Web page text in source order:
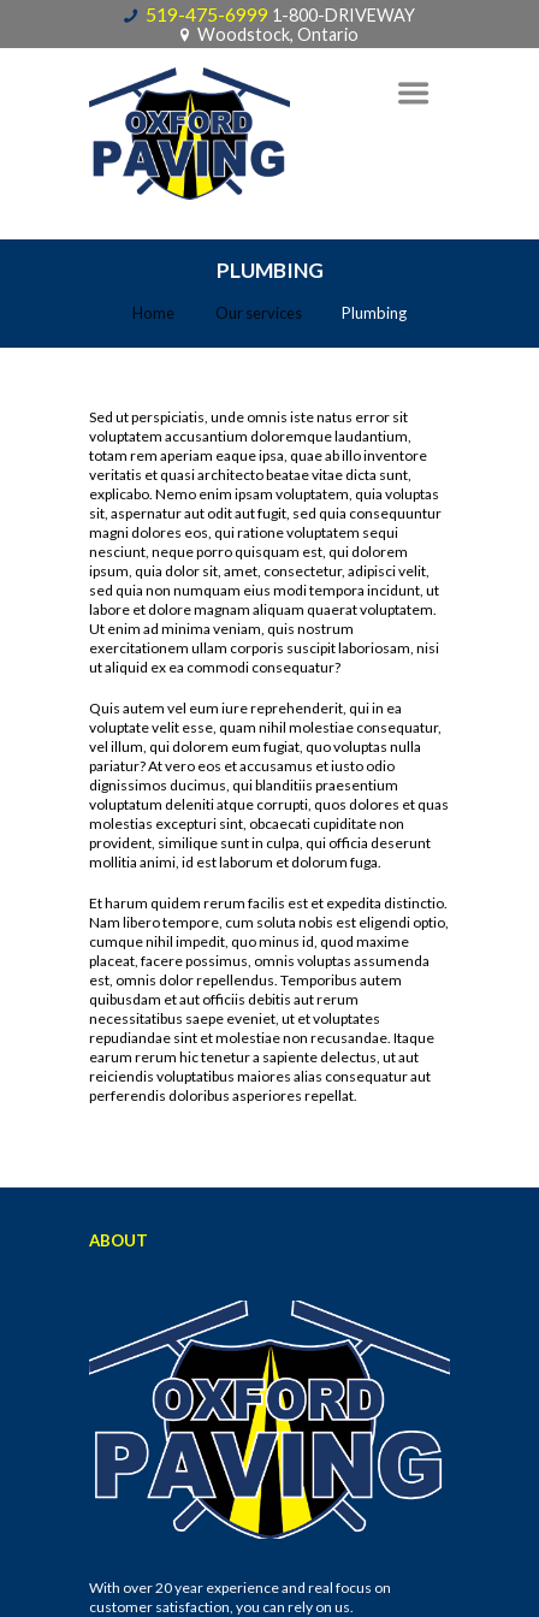
519-475-6999 1-800-DRIVEWAY
Woodstock, Ontario
PLUMBING
Home Our services Plumbing
Sed ut perspiciatis, unde omnis iste natus error sit
voluptatem accusantium doloremque laudantium,
totam rem aperiam eaque ipsa, quae ab illo inventore
veritatis et quasi architecto beatae vitae dicta sunt,
explicabo. Nemo enim ipsam voluptatem, quia voluptas
sit, aspernatur aut odit aut fugit, sed quia consequuntur
magni dolores eos, qui ratione voluptatem sequi
nesciunt, neque porro quisquam est, qui dolorem
ipsum, quia dolor sit, amet, consectetur, adipisci velit,
sed quia non numquam eius modi tempora incidunt, ut
labore et dolore magnam aliquam quaerat voluptatem.
Ut enim ad minima veniam, quis nostrum
exercitationem ullam corporis suscipit laboriosam, nisi
ut aliquid ex ea commodi consequatur?
Quis autem vel eum iure reprehenderit, qui in ea
voluptate velit esse, quam nihil molestiae consequatur,
vel illum, qui dolorem eum fugiat, quo voluptas nulla
pariatur? At vero eos et accusamus et iusto odio
dignissimos ducimus, qui blanditiis praesentium
voluptatum deleniti atque corrupti, quos dolores et quas
molestias excepturi sint, obcaecati cupiditate non
provident, similique sunt in culpa, qui officia deserunt
mollitia animi, id est laborum et dolorum fuga.
Et harum quidem rerum facilis est et expedita distinctio.
Nam libero tempore, cum soluta nobis est eligendi optio,
cumque nihil impedit, quo minus id, quod maxime
placeat, facere possimus, omnis voluptas assumenda
est, omnis dolor repellendus. Temporibus autem
quibusdam et aut officiis debitis aut rerum
necessitatibus saepe eveniet, ut et voluptates
repudiandae sint et molestiae non recusandae. Itaque
earum rerum hic tenetur a sapiente delectus, ut aut
reiciendis voluptatibus maiores alias consequatur aut
perferendis doloribus asperiores repellat.
ABOUT
With over 20 year experience and real focus on
customer satisfaction, you can rely on us.